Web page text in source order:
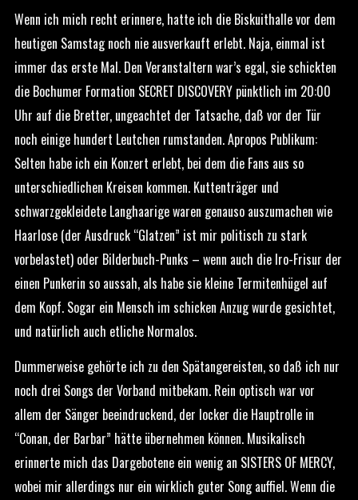
Wenn ich mich recht erinnere, hatte ich die Biskuithalle vor dem
heutigen Samstag noch nie ausverkauft erlebt. Naja, einmal ist
immer das erste Mal. Den Veranstaltern war’s egal, sie schickten
die Bochumer Formation SECRET DISCOVERY pünktlich im 20:00
Uhr auf die Bretter, ungeachtet der Tatsache, daß vor der Tür
noch einige hundert Leutchen rumstanden. Apropos Publikum:
Selten habe ich ein Konzert erlebt, bei dem die Fans aus so
unterschiedlichen Kreisen kommen. Kuttenträger und
schwarzgekleidete Langhaarige waren genauso auszumachen wie
Haarlose (der Ausdruck “Glatzen” ist mir politisch zu stark
vorbelastet) oder Bilderbuch-Punks – wenn auch die Iro-Frisur der
einen Punkerin so aussah, als habe sie kleine Termitenhügel auf
dem Kopf. Sogar ein Mensch im schicken Anzug wurde gesichtet,
und natürlich auch etliche Normalos.
Dummerweise gehörte ich zu den Spätangereisten, so daß ich nur
noch drei Songs der Vorband mitbekam. Rein optisch war vor
allem der Sänger beeindruckend, der locker die Hauptrolle in
“Conan, der Barbar” hätte übernehmen können. Musikalisch
erinnerte mich das Dargebotene ein wenig an SISTERS OF MERCY,
wobei mir allerdings nur ein wirklich guter Song auffiel. Wenn die